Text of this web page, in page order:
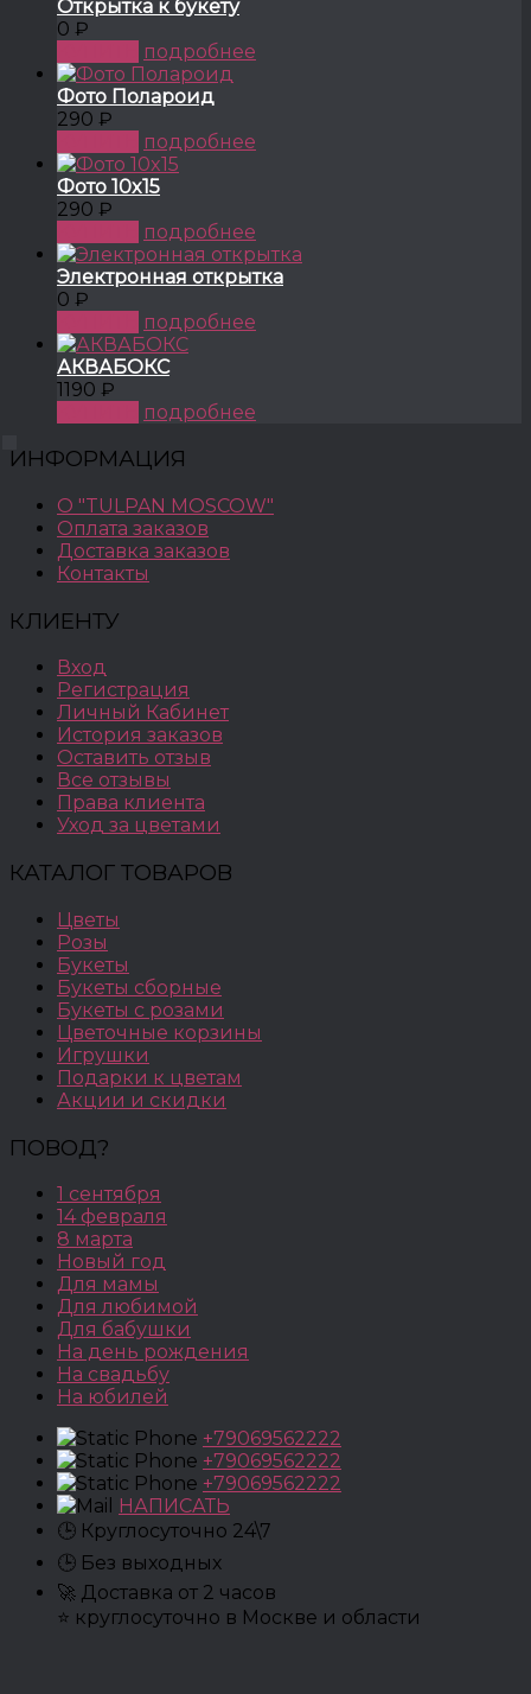
Открытка к букету
0 ₽
подробнее
Фото Полароид
290 ₽
подробнее
Фото 10x15
290 ₽
подробнее
Электронная открытка
0 ₽
подробнее
АКВАБОКС
1190 ₽
подробнее
ИНФОРМАЦИЯ
О "TULPAN MOSCOW"
Оплата заказов
Доставка заказов
Контакты
КЛИЕНТУ
Вход
Регистрация
Личный Кабинет
История заказов
Оставить отзыв
Все отзывы
Права клиента
Уход за цветами
КАТАЛОГ ТОВАРОВ
Цветы
Розы
Букеты
Букеты сборные
Букеты с розами
Цветочные корзины
Игрушки
Подарки к цветам
Акции и скидки
ПОВОД?
1 сентября
14 февраля
8 марта
Новый год
Для мамы
Для любимой
Для бабушки
На день рождения
На свадьбу
На юбилей
+79069562222
+79069562222
+79069562222
НАПИСАТЬ
🕒 Круглосуточно 24\7
🕒 Без выходных
🚀 Доставка от 2 часов
⭐ круглосуточно в Москве и области